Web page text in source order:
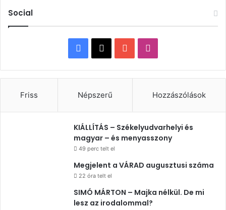
Social
Facebook
X YouTube
Friss Népszerű Hozzászólások
KIÁLLÍTÁS – Székelyudvarhelyi és
magyar – és menyasszony
49 perc telt el
Megjelent a VÁRAD augusztusi száma
22 óra telt el
SIMÓ MÁRTON – Majka nélkül. De mi
lesz az irodalommal?